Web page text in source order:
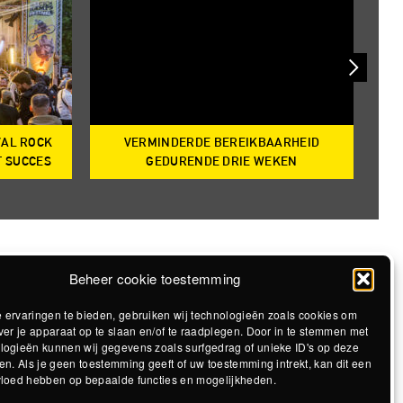
Beheer cookie toestemming
ervaringen te bieden, gebruiken wij technologieën zoals cookies om
je apparaat op te slaan en/of te raadplegen. Door in te stemmen met
kunnen wij gegevens zoals surfgedrag of unieke ID's op deze
Als je geen toestemming geeft of uw toestemming intrekt, kan dit een
hebben op bepaalde functies en mogelijkheden.
ROCK
SUCCES
VERMINDERDE BEREIKBAARHEID
GEDURENDE DRIE WEKEN